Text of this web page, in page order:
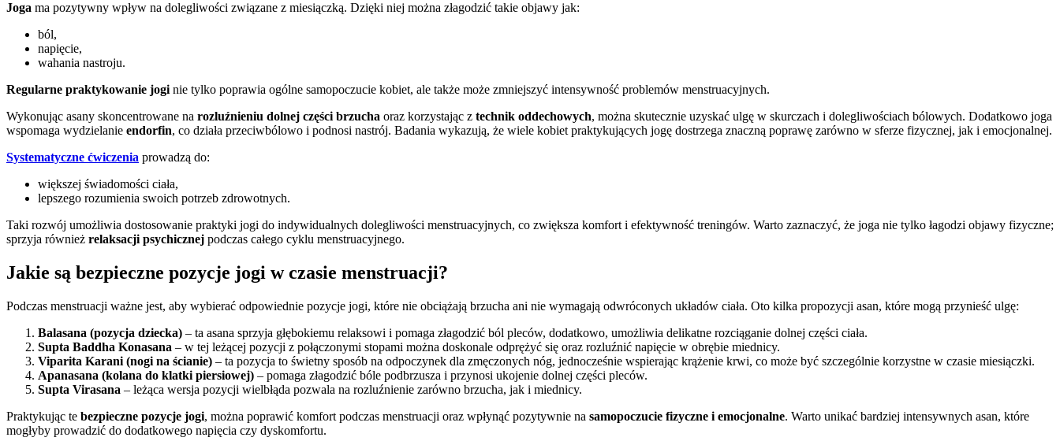
Joga ma pozytywny wpływ na dolegliwości związane z miesiączką. Dzięki niej można złagodzić takie objawy jak:
ból,
napięcie,
wahania nastroju.
Regularne praktykowanie jogi nie tylko poprawia ogólne samopoczucie kobiet, ale także może zmniejszyć intensywność problemów menstruacyjnych.
Wykonując asany skoncentrowane na rozluźnieniu dolnej części brzucha oraz korzystając z technik oddechowych, można skutecznie uzyskać ulgę w skurczach i dolegliwościach bólowych. Dodatkowo joga
wspomaga wydzielanie endorfin, co działa przeciwbólowo i podnosi nastrój. Badania wykazują, że wiele kobiet praktykujących jogę dostrzega znaczną poprawę zarówno w sferze fizycznej, jak i emocjonalnej.
Systematyczne ćwiczenia prowadzą do:
większej świadomości ciała,
lepszego rozumienia swoich potrzeb zdrowotnych.
Taki rozwój umożliwia dostosowanie praktyki jogi do indywidualnych dolegliwości menstruacyjnych, co zwiększa komfort i efektywność treningów. Warto zaznaczyć, że joga nie tylko łagodzi objawy fizyczne;
sprzyja również relaksacji psychicznej podczas całego cyklu menstruacyjnego.
Jakie są bezpieczne pozycje jogi w czasie menstruacji?
Podczas menstruacji ważne jest, aby wybierać odpowiednie pozycje jogi, które nie obciążają brzucha ani nie wymagają odwróconych układów ciała. Oto kilka propozycji asan, które mogą przynieść ulgę:
Balasana (pozycja dziecka) – ta asana sprzyja głębokiemu relaksowi i pomaga złagodzić ból pleców, dodatkowo, umożliwia delikatne rozciąganie dolnej części ciała.
Supta Baddha Konasana – w tej leżącej pozycji z połączonymi stopami można doskonale odprężyć się oraz rozluźnić napięcie w obrębie miednicy.
Viparita Karani (nogi na ścianie) – ta pozycja to świetny sposób na odpoczynek dla zmęczonych nóg, jednocześnie wspierając krążenie krwi, co może być szczególnie korzystne w czasie miesiączki.
Apanasana (kolana do klatki piersiowej) – pomaga złagodzić bóle podbrzusza i przynosi ukojenie dolnej części pleców.
Supta Virasana – leżąca wersja pozycji wielbłąda pozwala na rozluźnienie zarówno brzucha, jak i miednicy.
Praktykując te bezpieczne pozycje jogi, można poprawić komfort podczas menstruacji oraz wpłynąć pozytywnie na samopoczucie fizyczne i emocjonalne. Warto unikać bardziej intensywnych asan, które
mogłyby prowadzić do dodatkowego napięcia czy dyskomfortu.